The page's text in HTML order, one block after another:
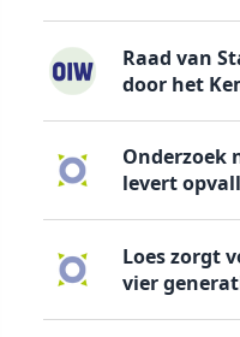
Raad van
door het
Onderzoek
levert
Loes zorgt
vier